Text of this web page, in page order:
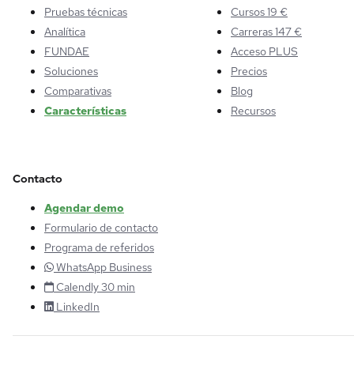
Pruebas técnicas
Analítica
FUNDAE
Soluciones
Comparativas
Características
Cursos 19 €
Carreras 147 €
Acceso PLUS
Precios
Blog
Recursos
Contacto
Agendar demo
Formulario de contacto
Programa de referidos
WhatsApp Business
Calendly 30 min
LinkedIn